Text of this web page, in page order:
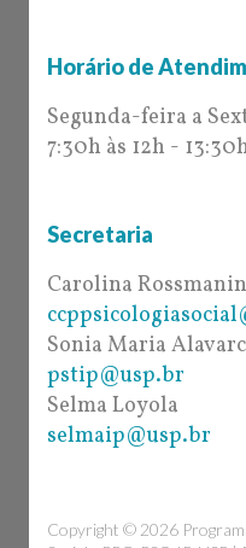
Horário de
Segunda-feira a
7:30h às 12h -
Secretaria
Carolina
Sonia Maria
pstip@usp.br
Selma Loyola
selmaip@usp.br
Copyright © 2026